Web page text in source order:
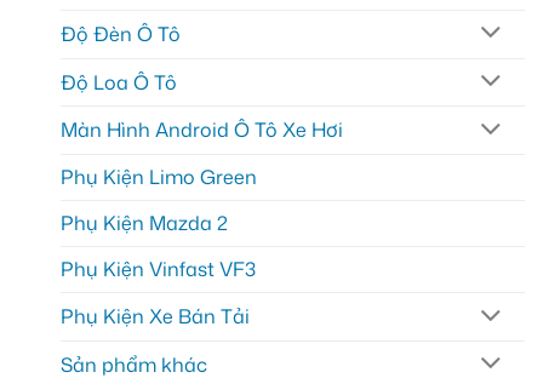
Độ Đèn Ô Tô
Độ Loa Ô Tô
Màn Hình Android Ô Tô Xe Hơi
Phụ Kiện Limo Green
Phụ Kiện Mazda 2
Phụ Kiện Vinfast VF3
Phụ Kiện Xe Bán Tải
Sản phẩm khác